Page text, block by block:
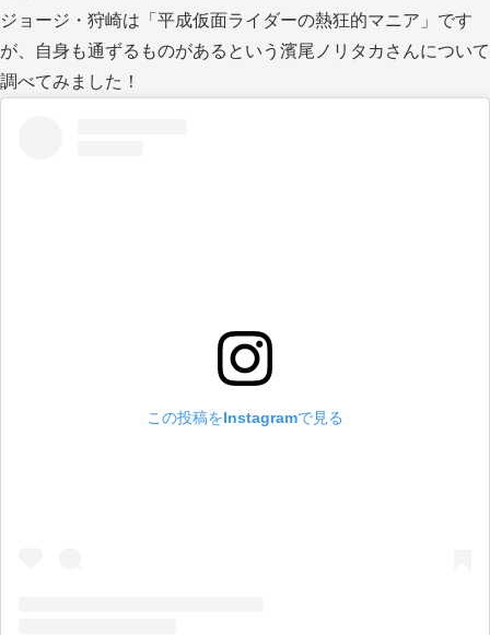
ジョージ・狩崎は「平成仮面ライダーの熱狂的マニア」です
が、自身も通ずるものがあるという濱尾ノリタカさんについて
調べてみました！
この投稿をInstagramで見る